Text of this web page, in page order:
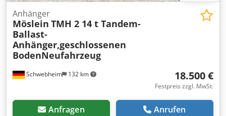
Schwebheim 132 km
Anhänger
Möslein TMH 2 14 t Tandem-
Ballast-
Anhänger,geschlossenen
BodenNeufahrzeug
18.500 €
Festpreis zzgl. MwSt.
Anfragen Anrufen